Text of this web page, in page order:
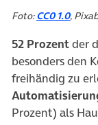
Foto:CC0 1.0,
52 Prozentder
besonders den
freihändig zu
Prozent) als